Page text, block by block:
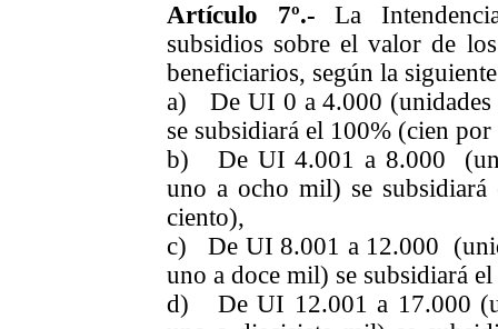
Artículo 7º.- La
subsidios sobre el valor de
beneficiarios, según la
a) De UI 0 a 4.000 (u
se subsidiará el 100% (cien
b) De UI 4.001 a 8.000 (
uno a ocho mil) se
ciento),
c) De UI 8.001 a 12.000 (
uno a doce mil) se subsidiará el
d) DeUI 12.001 a 17.000 (